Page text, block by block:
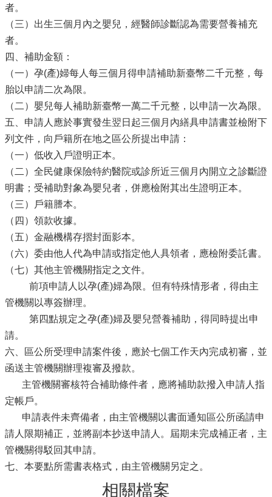
者。
（三）出生三個月內之嬰兒，經醫師診斷認為需要營養補充
者。
四、補助金額：
（一）孕(產)婦每人每三個月得申請補助新臺幣二千元整，每
胎以申請二次為限。
（二）嬰兒每人補助新臺幣一萬二千元整，以申請一次為限。
五、申請人應於事實發生翌日起三個月內繕具申請書並檢附下
列文件，向戶籍所在地之區公所提出申請：
（一）低收入戶證明正本。
（二）全民健康保險特約醫院或診所近三個月內開立之診斷證
明書；受補助對象為嬰兒者，併應檢附其出生證明正本。
（三）戶籍謄本。
（四）領款收據。
（五）金融機構存摺封面影本。
（六）委由他人代為申請或指定他人具領者，應檢附委託書。
（七）其他主管機關指定之文件。
前項申請人以孕(產)婦為限。但有特殊情形者，得由主
管機關以專簽辦理。
第四點規定之孕(產)婦及嬰兒營養補助，得同時提出申
請。
六、區公所受理申請案件後，應於七個工作天內完成初審，並
函送主管機關辦理複審及撥款。
主管機關審核符合補助條件者，應將補助款撥入申請人指
定帳戶。
申請表件未齊備者，由主管機關以書面通知區公所函請申
請人限期補正，並將副本抄送申請人。屆期未完成補正者，主
管機關得駁回其申請。
七、本要點所需書表格式，由主管機關另定之。
相關檔案